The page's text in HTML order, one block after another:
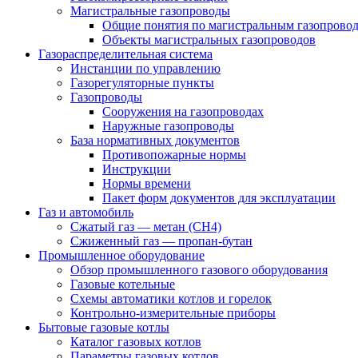
Магистральные газопроводы
Общие понятия по магистральным
Объекты магистральных газопроводов
Газораспределительная система
Инстанции по управлению
Газорегуляторные пункты
Газопроводы
Сооружения на газопроводах
Наружные газопроводы
База нормативных документов
Противопожарные нормы
Инструкции
Нормы времени
Пакет форм документов для эксплуатации
Газ и автомобиль
Сжатый газ — метан (CH4)
Сжиженный газ — пропан-бутан
Промышленное оборудование
Обзор промышленного газового оборудования
Газовые котельные
Схемы автоматики котлов и горелок
Контрольно-измерительные приборы
Бытовые газовые котлы
Каталог газовых котлов